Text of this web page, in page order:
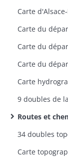
Carte
Carte du
Carte du
Carte du
Carte
Routes et